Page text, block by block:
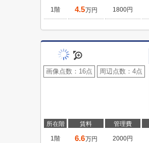
1階 4.5万円 1800円
画像点数： 16点 周辺点数： 4点
所在階 賃料 管理費
1階 6.6万円 2000円